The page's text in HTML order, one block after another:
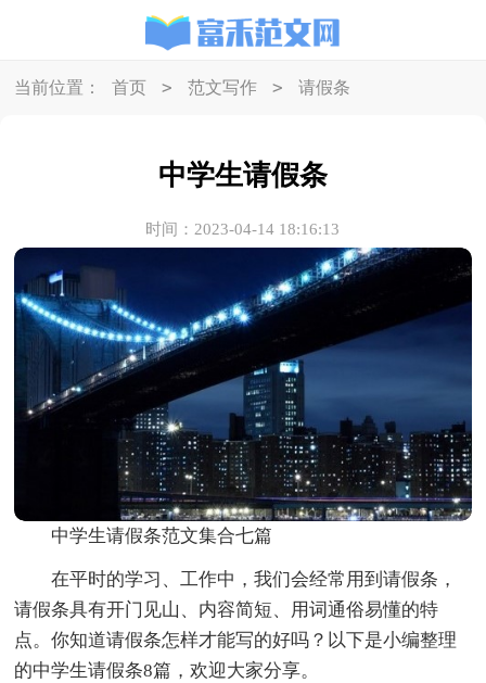
当前位置： 首页 > 范文写作 > 请假条
中学生请假条
时间：2023-04-14 18:16:13
中学生请假条范文集合七篇
在平时的学习、工作中，我们会经常用到请假条，
请假条具有开门见山、内容简短、用词通俗易懂的特
点。你知道请假条怎样才能写的好吗？以下是小编整理
的中学生请假条8篇，欢迎大家分享。